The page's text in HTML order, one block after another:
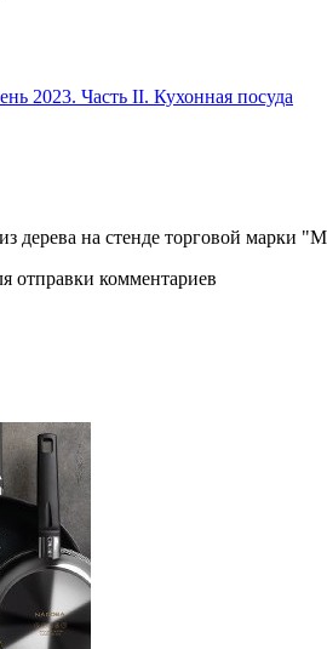
2023. Часть II. Кухонная посуда
дерева на стенде торговой марки
отправки комментариев